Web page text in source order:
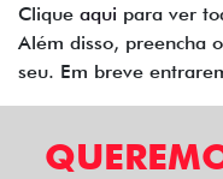
Clique aqui para ver
Além disso, preencha
seu. Em breve